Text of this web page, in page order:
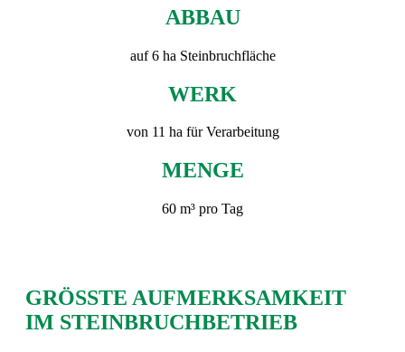
ABBAU
auf 6 ha Steinbruchfläche
WERK
von 11 ha für Verarbeitung
MENGE
60 m³ pro Tag
GRÖSSTE AUFMERKSAMKEIT
IM STEINBRUCHBETRIEB